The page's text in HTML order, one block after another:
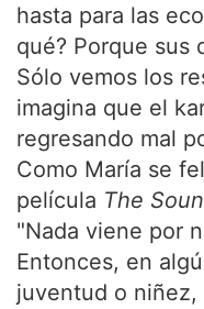
hasta para las
qué? Porque sus
Sólo vemos los
imagina que el
regresando mal
Como María se
película The
"Nada viene por
Entonces, en
juventud o niñez,